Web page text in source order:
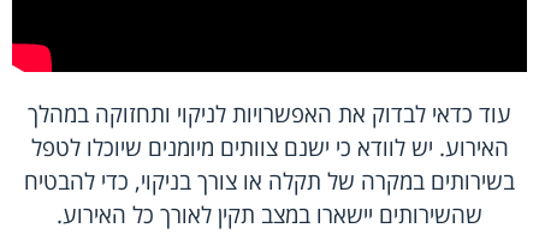
עוד כדאי לבדוק את האפשרויות לניקוי ותחזוקה במהלך
האירוע. יש לוודא כי ישנם צוותים מיומנים שיוכלו לטפל
בשירותים במקרה של תקלה או צורך בניקוי, כדי להבטיח
שהשירותים יישארו במצב תקין לאורך כל האירוע.